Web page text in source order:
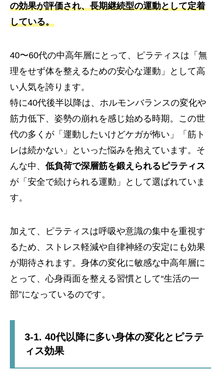
の効果が評価され、長期継続型の運動として定着
している。
40〜60代の中高年層にとって、ピラティスは「無
理をせず体を整えるための安心な運動」として高
い人気を誇ります。
特に40代後半以降は、ホルモンバランスの変化や
筋力低下、姿勢の崩れを感じ始める時期。この世
代の多くが「運動したいけどケガが怖い」「筋ト
レは続かない」といった悩みを抱えています。そ
んな中、 低負荷で深層筋を鍛えられるピラティス
が「安全で続けられる運動」として選ばれていま
す。
加えて、ピラティスは呼吸や意識の集中を重視す
るため、ストレス軽減や自律神経の安定にも効果
が期待されます。身体の変化に敏感な中高年層に
とって、心身両面を整える習慣として“生活の一
部”になっているのです。
3-1. 40代以降に多い身体の変化とピラテ
ィス効果